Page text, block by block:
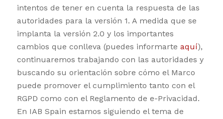
intentos de tener en cuenta la respuesta de las
autoridades para la versión 1. A medida que se
implanta la versión 2.0 y los importantes
cambios que conlleva (puedes informarte aquí),
continuaremos trabajando con las autoridades y
buscando su orientación sobre cómo el Marco
puede promover el cumplimiento tanto con el
RGPD como con el Reglamento de e-Privacidad.
En IAB Spain estamos siguiendo el tema de